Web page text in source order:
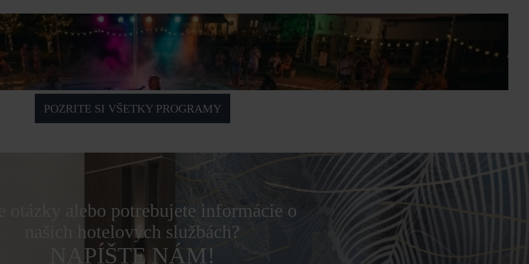
POZRITE SI VŠETKY PROGRAMY
otázky alebo potrebujete informácie o
našich hotelových službách?
NAPÍŠTE NÁM!